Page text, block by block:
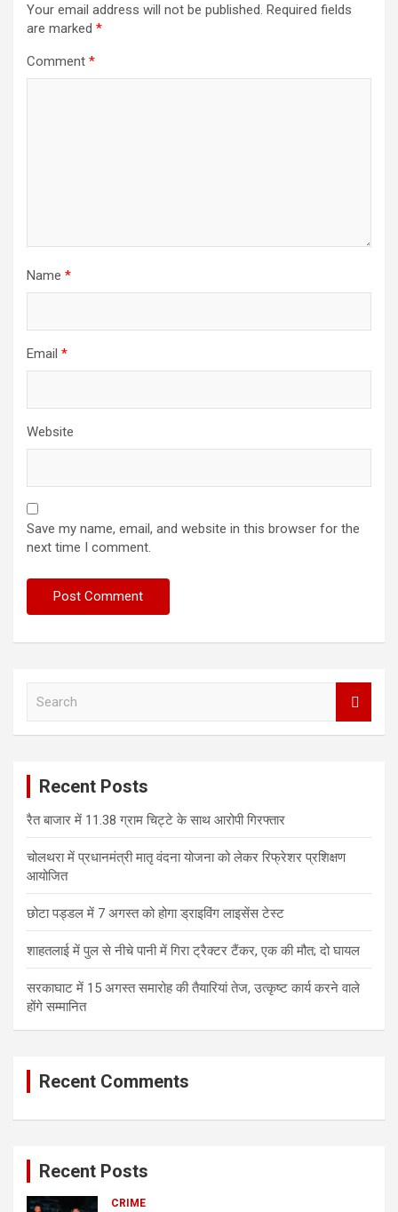
Your email address will not be published. Required fields
are marked *
Comment *
Name *
Email *
Website
Save my name, email, and website in this browser for the
next time I comment.
Recent Posts
रैत बाजार में 11.38 ग्राम चिट्टे के साथ आरोपी गिरफ्तार
चोलथरा में प्रधानमंत्री मातृ वंदना योजना को लेकर रिफ्रेशर प्रशिक्षण
आयोजित
छोटा पड्डल में 7 अगस्त को होगा ड्राइविंग लाइसेंस टेस्ट
शाहतलाई में पुल से नीचे पानी में गिरा ट्रैक्टर टैंकर, एक की मौत; दो घायल
सरकाघाट में 15 अगस्त समारोह की तैयारियां तेज, उत्कृष्ट कार्य करने वाले
होंगे सम्मानित
Recent Comments
Recent Posts
CRIME